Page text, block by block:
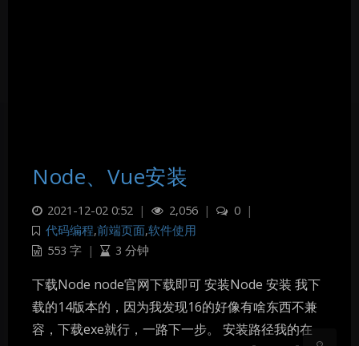
暗黑模式
浅阴影 深阴影
关闭 日落 暗化 灰度
Node、Vue安装
2021-12-02 0:52 | 2,056 | 0 |
代码编程,前端页面,软件使用
553 字 | 3 分钟
下载Node node官网下载即可 安装Node 安装 我下
载的14版本的，因为我发现16的好像有啥东西不兼
容，下载exe就行，一路下一步。 安装路径我的在